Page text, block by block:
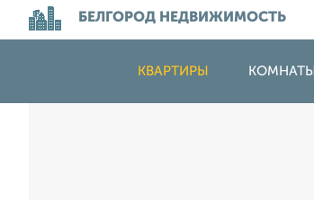
БЕЛГОРОД НЕДВИЖИМОСТЬ
КВАРТИРЫ КОМНАТЫ